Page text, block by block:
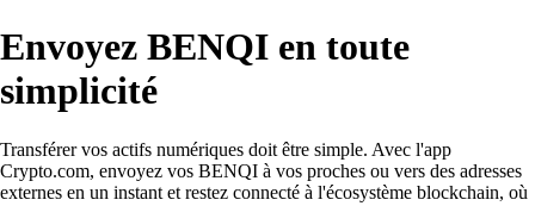
Envoyez BENQI en toute
simplicité
Transférer vos actifs numériques doit être simple. Avec l'app
Crypto.com, envoyez vos BENQI à vos proches ou vers des adresses
externes en un instant et restez connecté à l'écosystème blockchain, où